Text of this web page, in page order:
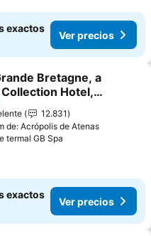
exactos
Ver precios
a favoritos
Bretagne, a
Hotel,
12.831
de: Acrópolis de Atenas
termal GB Spa
exactos
Ver precios